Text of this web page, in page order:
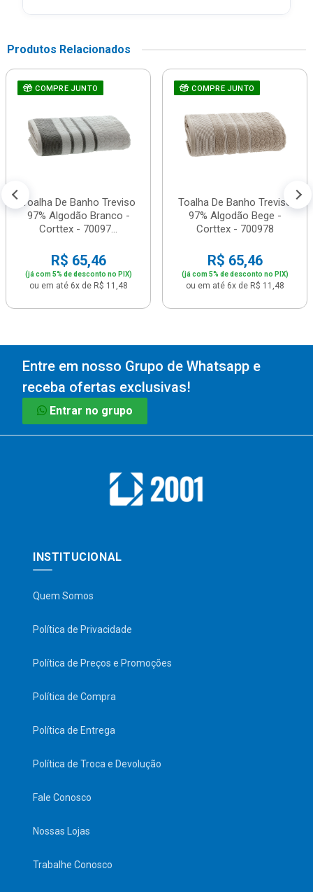
Produtos Relacionados
COMPRE JUNTO
Toalha De Banho Treviso
97% Algodão Branco -
Corttex - 70097...
R$ 65,46
(já com 5% de desconto no PIX)
ou em até 6x de R$ 11,48
COMPRE JUNTO
Toalha De Banho Treviso
97% Algodão Bege -
Corttex - 700978
R$ 65,46
(já com 5% de desconto no PIX)
ou em até 6x de R$ 11,48
Entre em nosso Grupo de Whatsapp e
receba ofertas exclusivas!
Entrar no grupo
INSTITUCIONAL
Quem Somos
Política de Privacidade
Política de Preços e Promoções
Política de Compra
Política de Entrega
Política de Troca e Devolução
Fale Conosco
Nossas Lojas
Trabalhe Conosco